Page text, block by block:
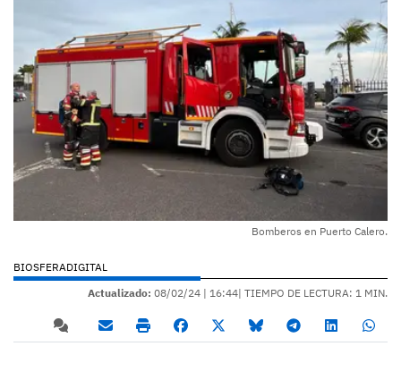
Bomberos en Puerto Calero.
BIOSFERADIGITAL
Actualizado: 08/02/24 | 16:44| TIEMPO DE LECTURA: 1 MIN.